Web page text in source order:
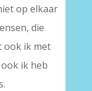
op elkaar
die
ook ik met
ik heb